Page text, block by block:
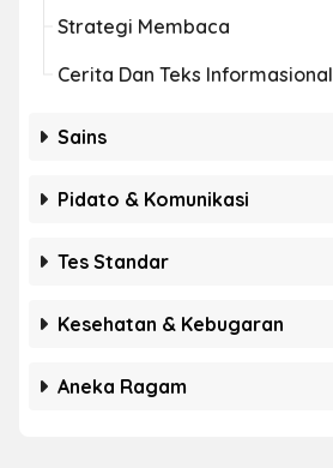
Strategi Membaca
Cerita Dan Teks Informasional
Sains
Pidato & Komunikasi
Tes Standar
Kesehatan & Kebugaran
Aneka Ragam